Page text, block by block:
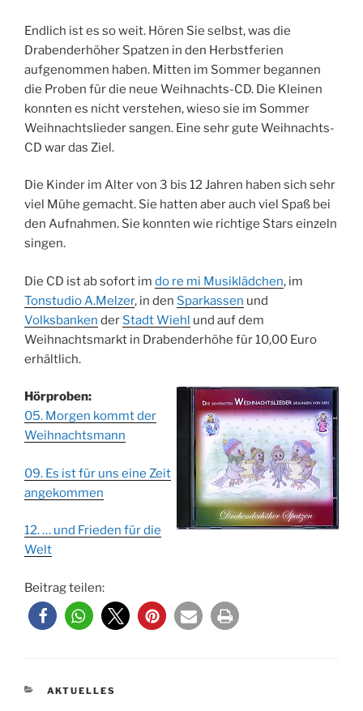
Endlich ist es so weit. Hören Sie selbst, was die
Drabenderhöher Spatzen in den Herbstferien
aufgenommen haben. Mitten im Sommer begannen
die Proben für die neue Weihnachts-CD. Die Kleinen
konnten es nicht verstehen, wieso sie im Sommer
Weihnachtslieder sangen. Eine sehr gute Weihnachts-
CD war das Ziel.
Die Kinder im Alter von 3 bis 12 Jahren haben sich sehr
viel Mühe gemacht. Sie hatten aber auch viel Spaß bei
den Aufnahmen. Sie konnten wie richtige Stars einzeln
singen.
Die CD ist ab sofort im do re mi Musiklädchen, im
Tonstudio A.Melzer, in den Sparkassen und
Volksbanken der Stadt Wiehl und auf dem
Weihnachtsmarkt in Drabenderhöhe für 10,00 Euro
erhältlich.
Hörproben:
05. Morgen kommt der
Weihnachtsmann
09. Es ist für uns eine Zeit
angekommen
12. … und Frieden für die
Welt
Beitrag teilen:
KATEGORIEN
AKTUELLES